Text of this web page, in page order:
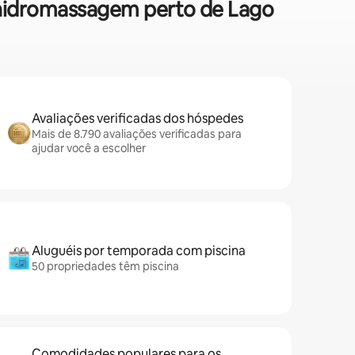
perto de Lago
Avaliações verificadas dos hóspedes
Mais de 8.790 avaliações verificadas para
ajudar você a escolher
Aluguéis por temporada com piscina
50 propriedades têm piscina